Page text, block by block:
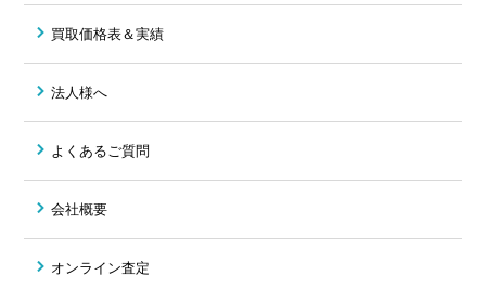
買取価格表＆実績
法人様へ
よくあるご質問
会社概要
オンライン査定